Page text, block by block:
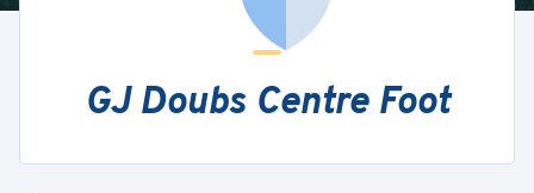
GJ Doubs Centre Foot